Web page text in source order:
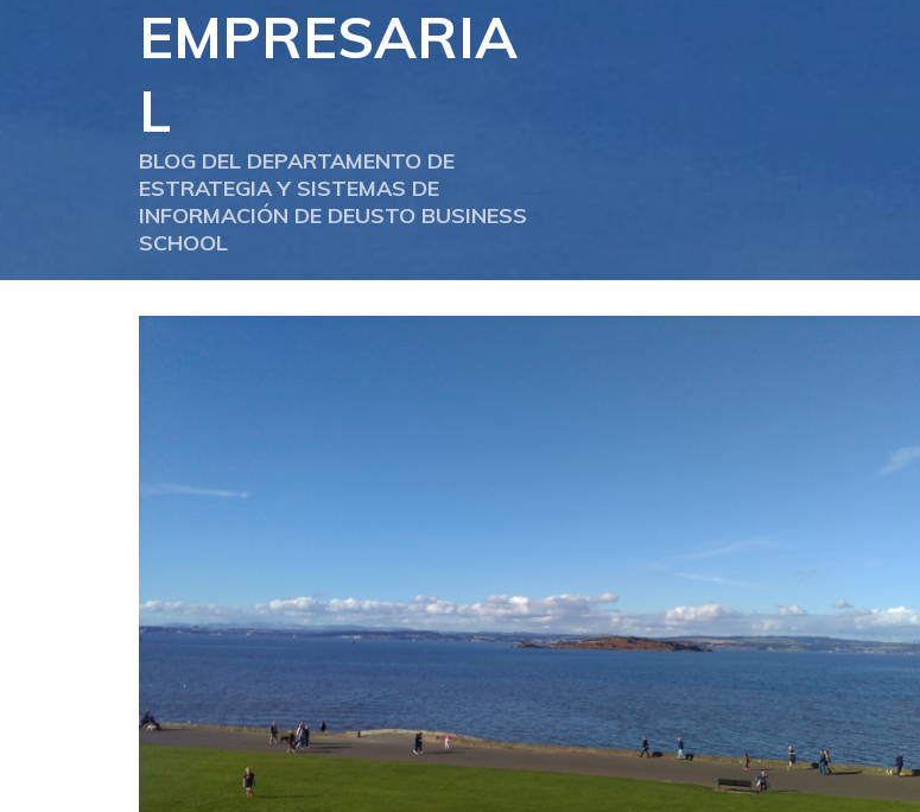
EMPRESARIA
L
BLOG DEL DEPARTAMENTO DE
ESTRATEGIA Y SISTEMAS DE
INFORMACIÓN DE DEUSTO BUSINESS
SCHOOL